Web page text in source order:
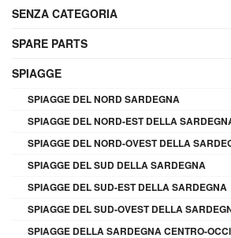
SENZA CATEGORIA
SPARE PARTS
SPIAGGE
SPIAGGE DEL NORD SARDEGNA
SPIAGGE DEL NORD-EST DELLA
SPIAGGE DEL NORD-OVEST DELLA
SPIAGGE DEL SUD DELLA SARDEGNA
SPIAGGE DEL SUD-EST DELLA SARDEGNA
SPIAGGE DEL SUD-OVEST DELLA
SPIAGGE DELLA SARDEGNA CENTRO-